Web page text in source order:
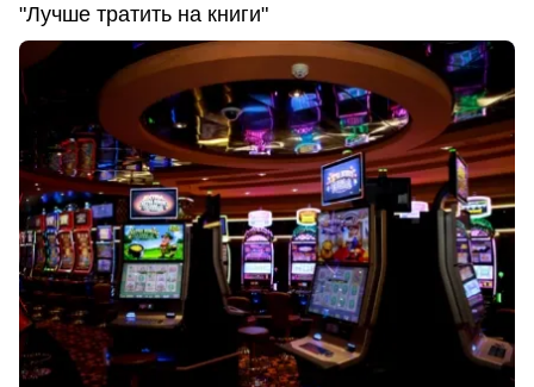
"Лучше тратить на книги"